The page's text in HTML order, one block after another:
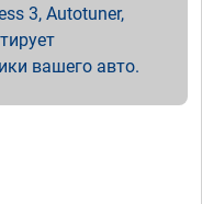
3, Autotuner,
вашего авто.